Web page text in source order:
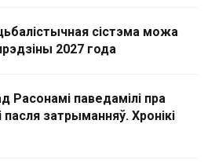
сістэма можа
2027 года
Расонамі паведамілі пра
пасля затрыманняў. Хронікі